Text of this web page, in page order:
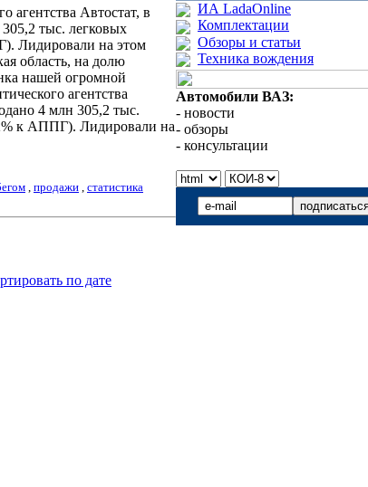
агентства Автостат, в
тыс. легковых
Лидировали на этом
область, на долю
нашей огромной
агентства
4 млн 305,2 тыс.
к АППГ). Лидировали на
, продажи , статистика
по дате
ИА LadaOnline
Комплектации
Обзоры и статьи
Техника вождения
Автомобили ВАЗ:
- новости
- обзоры
- консультации